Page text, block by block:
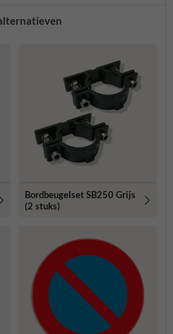
Bordbeugelset SB250 Grijs
(2 stuks)